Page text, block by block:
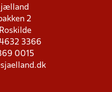
2
4632 3366
0015